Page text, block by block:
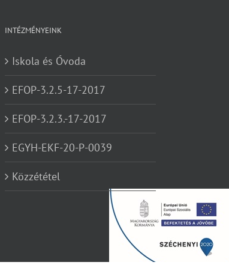
INTÉZMÉNYEINK
Iskola és Óvoda
EFOP-3.2.5-17-2017
EFOP-3.2.3.-17-2017
EGYH-EKF-20-P-0039
Közzététel